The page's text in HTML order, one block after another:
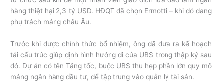
hàng thiệt hại 2,3 tỷ USD. HĐQT đã chọn Ermotti – khi đó đang
phụ trách mảng châu Âu.
Trước khi được chính thức bổ nhiệm, ông đã đưa ra kế hoạch
tái cấu trúc giúp định hình hướng đi của UBS trong thập kỷ sau
đó. Dự án có tên Tăng tốc, buộc UBS thu hẹp phần lớn quy mô
mảng ngân hàng đầu tư, để tập trung vào quản lý tài sản.